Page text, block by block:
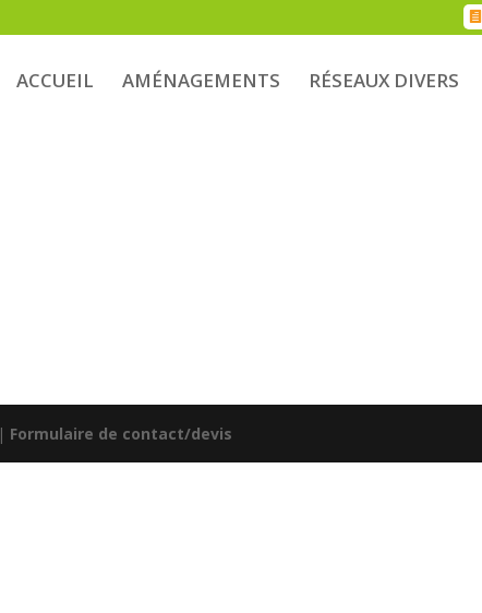
ACCUEIL AMÉNAGEMENTS RÉSEAUX DIVERS
| Formulaire de contact/devis